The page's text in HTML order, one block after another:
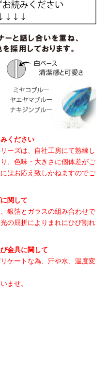
ください
ーズは、自社工房にて熟練し
、色味・大きさに個体差がご
はお応え致しかねますのでご
関して
銀箔とガラスの組み合わせで
の屈折によりまれにひび割れ
金具に関して
ケートな為、汗や水、温度変
ませ。